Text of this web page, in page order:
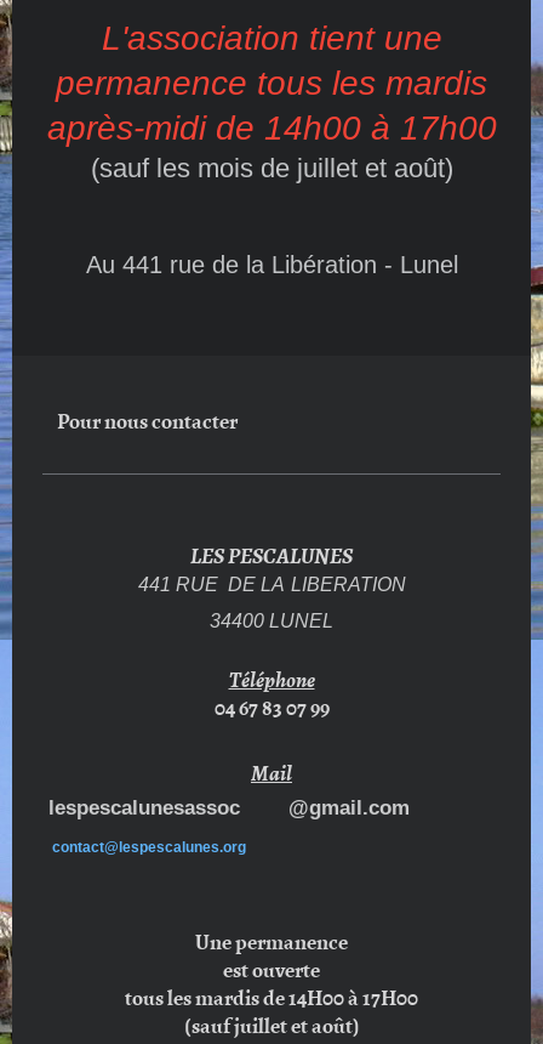
L'association tient une
permanence tous les mardis
après-midi de 14h00 à 17h00
(sauf les mois de juillet et août)
Au 441 rue de la Libération - Lunel
Pour nous contacter
LES PESCALUNES
441 RUE DE LA LIBERATION
34400 LUNEL
Téléphone
04 67 83 07 99
Mail
lespescalunesassoc @gmail.com
contact@lespescalunes.org
Une permanence
est ouverte
tous les mardis de 14H00 à 17H00
(sauf juillet et août)